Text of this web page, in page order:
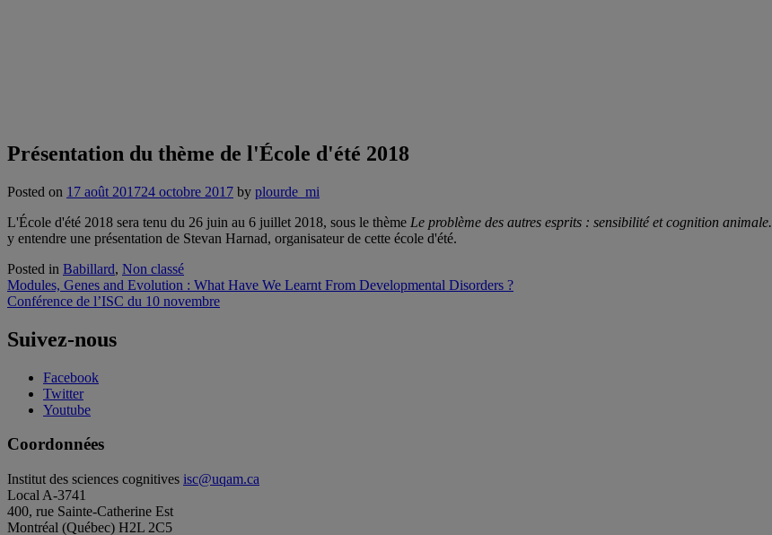
Présentation du thème de l'École d'été 2018
Posted on 17 août 201724 octobre 2017 by plourde_mi
L'École d'été 2018 sera tenu du 26 juin au 6 juillet 2018, sous le thème Le problème des autres esprits : sensibilité et cognition animale.
y entendre une présentation de Stevan Harnad, organisateur de cette école d'été.
Posted in Babillard, Non classé
Navigation
de
l'article
Modules, Genes and Evolution : What Have We Learnt From Developmental Disorders ?
Conférence de l’ISC du 10 novembre
Suivez-nous
Facebook
Twitter
Youtube
Coordonnées
Institut des sciences cognitives isc@uqam.ca
Local A-3741
400, rue Sainte-Catherine Est
Montréal (Québec) H2L 2C5